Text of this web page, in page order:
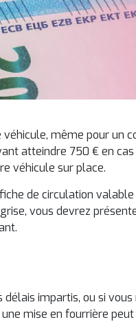
même pour un
atteindre 750 € en cas
véhicule sur place.
de circulation
vous devrez
impartis, ou si vous
mise en fourrière peut